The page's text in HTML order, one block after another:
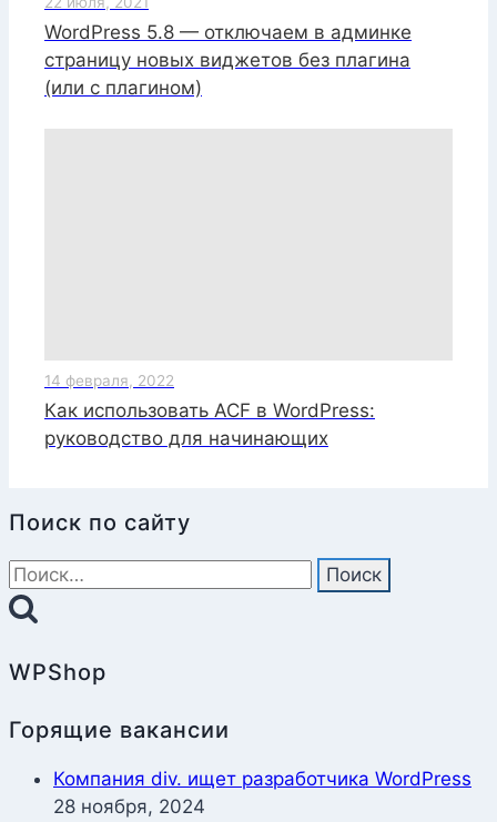
WordPress 5.8 — отключаем в админке
страницу новых виджетов без плагина
(или с плагином)
14 февраля, 2022
Как использовать ACF в WordPress:
руководство для начинающих
Поиск по сайту
Найти:
WPShop
Горящие вакансии
Компания div. ищет разработчика WordPress
28 ноября, 2024